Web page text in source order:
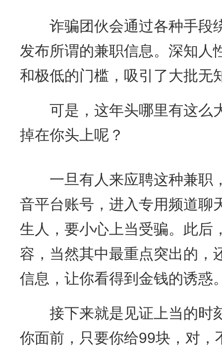
诈骗团伙会通过各种手段
发布所谓的兼职信息。深知人
和极低的门槛，吸引了大批无
可是，这年头哪里有这么
掉在你头上呢？
一旦有人来应聘这种兼职
音平台账号，进入专用频道聊
生人，要小心上当受骗。此后
容，当然其中最重点突出的，
信息，让你看得到金钱的诱惑
接下来就是见证上当的时
你面前，只要你给99块，对